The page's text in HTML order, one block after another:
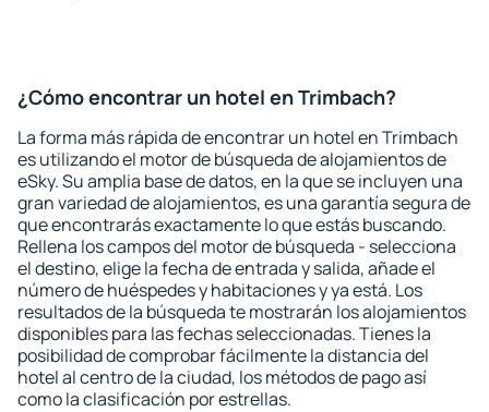
¿Cómo encontrar un hotel en Trimbach?
La forma más rápida de encontrar un hotel en Trimbach
es utilizando el motor de búsqueda de alojamientos de
eSky. Su amplia base de datos, en la que se incluyen una
gran variedad de alojamientos, es una garantía segura de
que encontrarás exactamente lo que estás buscando.
Rellena los campos del motor de búsqueda - selecciona
el destino, elige la fecha de entrada y salida, añade el
número de huéspedes y habitaciones y ya está. Los
resultados de la búsqueda te mostrarán los alojamientos
disponibles para las fechas seleccionadas. Tienes la
posibilidad de comprobar fácilmente la distancia del
hotel al centro de la ciudad, los métodos de pago así
como la clasificación por estrellas.